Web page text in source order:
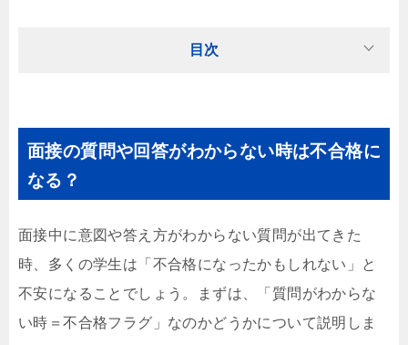
目次
面接の質問や回答がわからない時は不合格に
なる？
面接中に意図や答え方がわからない質問が出てきた
時、多くの学生は「不合格になったかもしれない」と
不安になることでしょう。まずは、「質問がわからな
い時＝不合格フラグ」なのかどうかについて説明しま